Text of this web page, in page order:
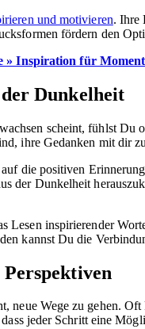
und motivieren. Ihre
fördern den
» Inspiration für
Dunkelheit
scheint, fühlst Du
ihre Gedanken mit dir
die positiven
der Dunkelheit
Lesen inspirierender
kannst Du die
neue Wege zu gehen.
jeder Schritt eine